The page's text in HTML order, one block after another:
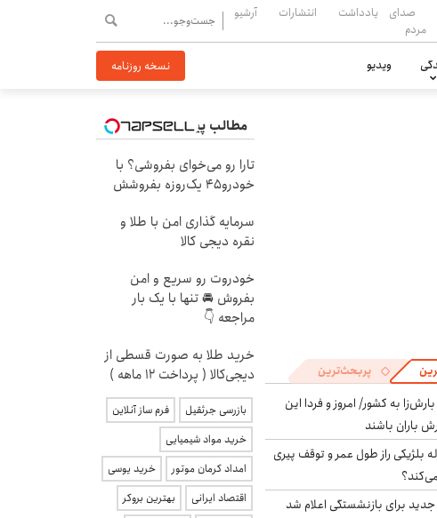
صدای
مردم
یادداشت انتشارات آرشیو
ویدیو نسخه روزنامه
پربحث‌ترین
به کشور/ امروز و فردا این
باران باشند
۱۵ ساله بلژیکی راز طول عمر و توقف پیری
برای بازنشستگی اعلام شد
مطالب پیشنهادی
تارا رو می‌خوای بفروشی؟ با
خودرو۴۵ یک‌روزه بفروشش
سرمایه گذاری امن با طلا و
نقره دیجی کالا
خودروت رو سریع و امن
بفروش 🚘 تنها با یک بار
مراجعه 👇
خرید طلا به صورت قسطی از
دیجی‌کالا ( پرداخت 12 ماهه )
بازرسی جرثقیل
فرم ساز آنلاین
خرید مواد شیمیایی
امداد کرمان موتور
خرید یوسی
اقتصاد ایرانی
بهترین بروکر